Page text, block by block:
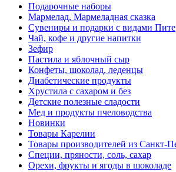
Подарочные наборы
Мармелад, Мармеладная сказка
Сувениры и подарки с видами
Чай, кофе и другие напитки
Зефир
Пастила и яблочный сыр
Конфеты, шоколад, леденцы
Диабетические продукты
Хрустила с сахаром и без
Детские полезные сладости
Мед и продукты пчеловодства
Новинки
Товары Карелии
Товары производителей из Санкт-
Специи, пряности, соль, сахар
Орехи, фрукты и ягоды в шоколаде